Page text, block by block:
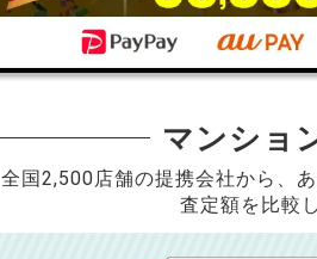
マンショ
全国2,500店舗の提携会社から、
査定額を比較